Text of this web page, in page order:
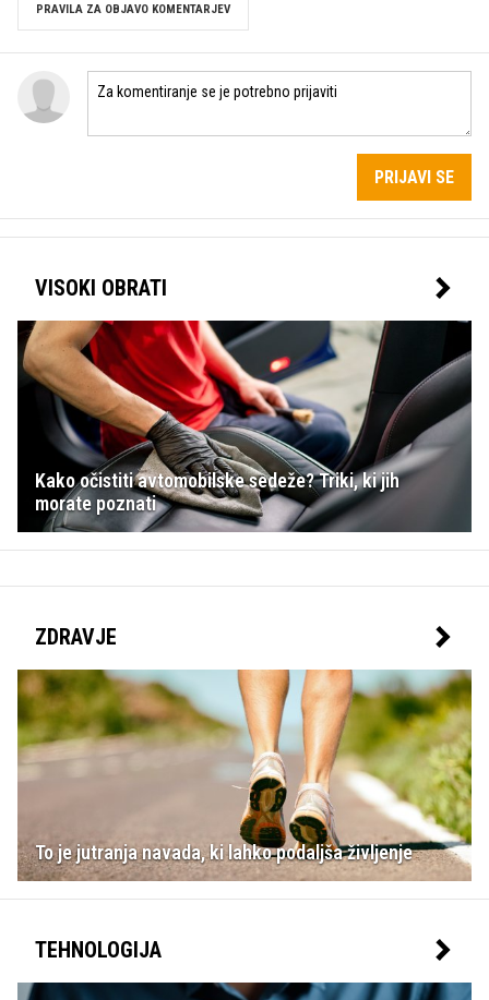
PRAVILA ZA OBJAVO KOMENTARJEV
PRIJAVI SE
VISOKI OBRATI
Kako očistiti avtomobilske sedeže? Triki, ki jih
morate poznati
ZDRAVJE
To je jutranja navada, ki lahko podaljša življenje
TEHNOLOGIJA